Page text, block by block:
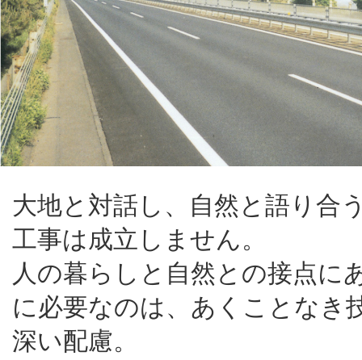
大地と対話し、自然と語り合
工事は成立しません。
人の暮らしと自然との接点に
に必要なのは、あくことなき
深い配慮。